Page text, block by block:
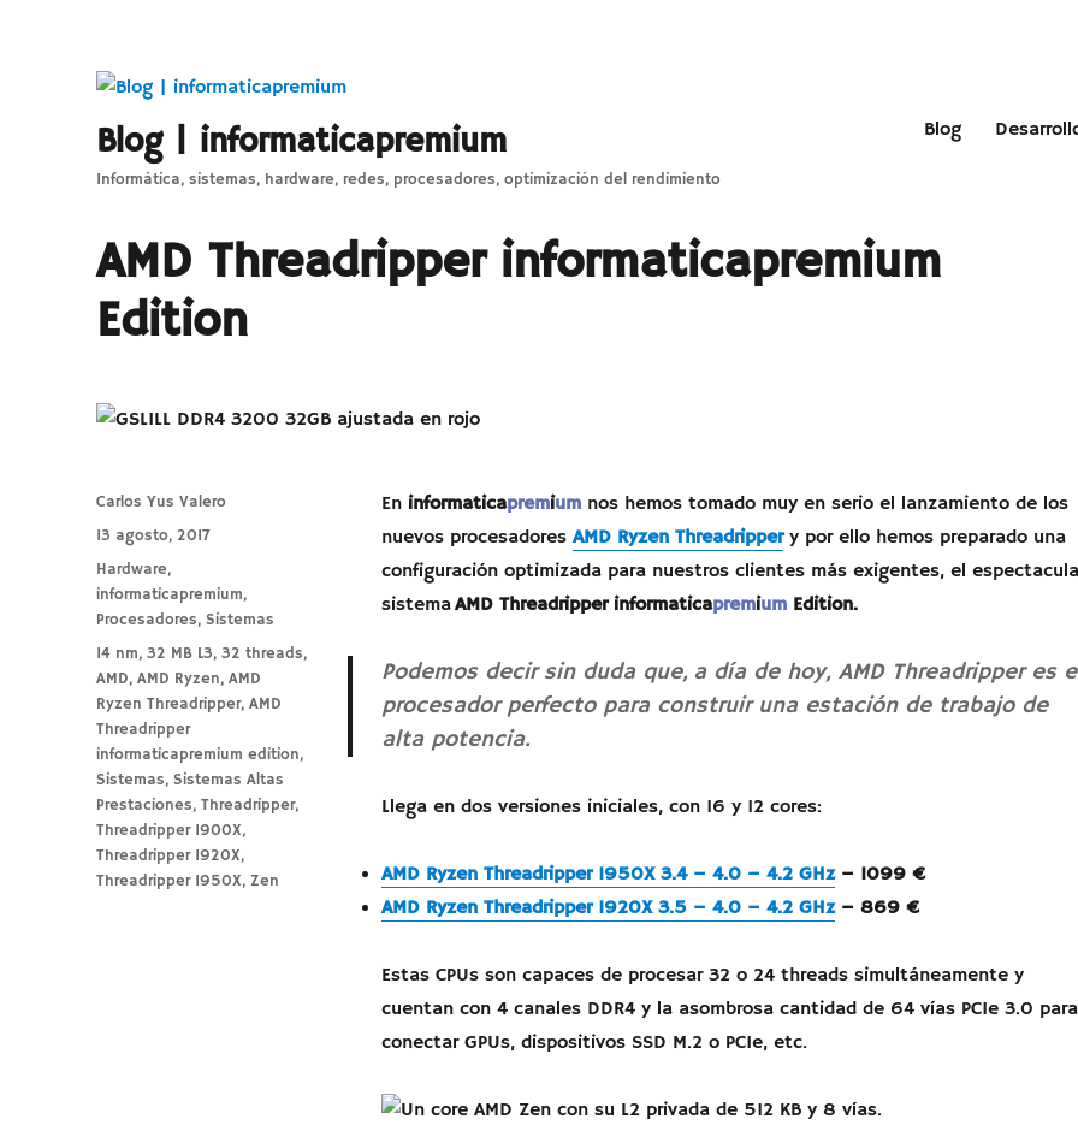
Blog | informaticapremium
Informática, sistemas, hardware, redes, procesadores, optimización del rendimiento
Blog
AMD Threadripper informaticapremium
Edition
En informaticapremiumnos hemos tomado muy en serio el lanzamiento de los
nuevos procesadores AMD Ryzen Threadrippery por ello hemos preparado una
configuración optimizada para nuestros clientes más exigentes, el
sistemaAMD Threadripper informaticapremium Edition.
Podemos decir sin duda que, a día de hoy, AMD Threadripper es
procesador perfecto para construir una estación de trabajo de
alta potencia.
Llega en dos versiones iniciales, con 16 y 12 cores:
AMD Ryzen Threadripper 1950X 3.4 – 4.0 – 4.2 GHz – 1099 €
AMD Ryzen Threadripper 1920X 3.5 – 4.0 – 4.2 GHz– 869 €
Estas CPUs son capaces de procesar 32 o 24 threads simultáneamente y
cuentan con 4 canales DDR4 y la asombrosa cantidad de 64 vías PCIe 3.0 para
conectar GPUs, dispositivos SSD M.2 o PCIe, etc.
Autor
Carlos Yus Valero
Publicado
el
13 agosto, 2017
Categorías
Hardware,
informaticapremium,
Procesadores,Sistemas
Etiquetas
14 nm,32 MB L3,32 threads,
AMD,AMD Ryzen,AMD
Ryzen Threadripper,AMD
Threadripper
informaticapremium edition,
Sistemas,Sistemas Altas
Prestaciones,Threadripper,
Threadripper 1900X,
Threadripper 1920X,
Threadripper 1950X,Zen